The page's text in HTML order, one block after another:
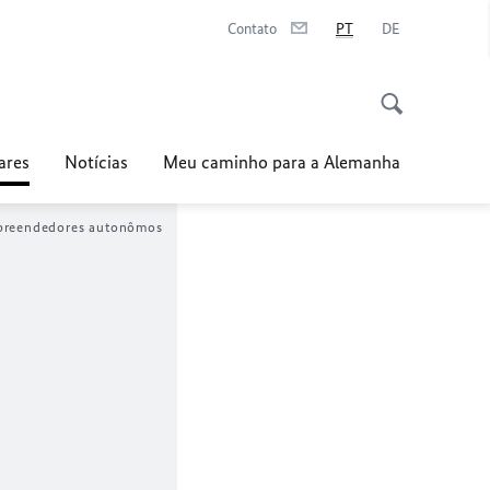
Contato PT DE
Notícias Meu caminho para a Alemanha
autonômos